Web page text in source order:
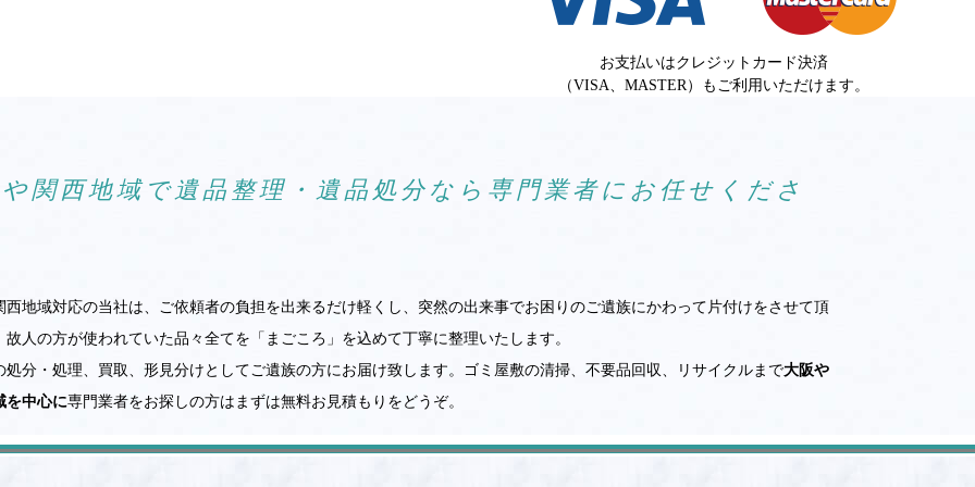
お支払いはクレジットカード決済
（VISA、MASTER）もご利用いただけます。
関西地域で遺品整理・遺品処分なら専門業者にお任せくださ
西地域対応の当社は、ご依頼者の負担を出来るだけ軽くし、突然の出来事でお困りのご遺族にかわって片付けをさせて頂
故人の方が使われていた品々全てを「まごころ」を込めて丁寧に整理いたします。
処分・処理、買取、形見分けとしてご遺族の方にお届け致します。ゴミ屋敷の清掃、不要品回収、リサイクルまで大阪や
を中心に専門業者をお探しの方はまずは無料お見積もりをどうぞ。